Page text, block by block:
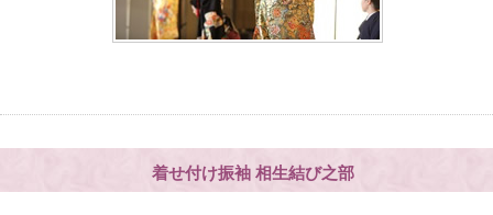
着せ付け振袖 相生結び之部